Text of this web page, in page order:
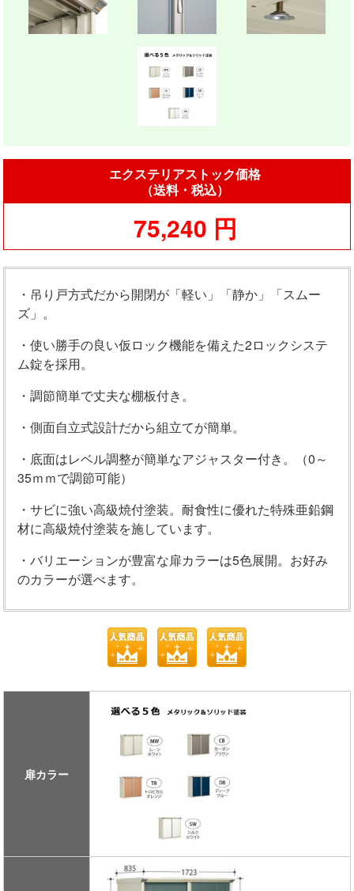
エクステリアストック価格
（送料・税込）
75,240 円
・吊り戸方式だから開閉が「軽い」「静か」「スムー
ズ」。
・使い勝手の良い仮ロック機能を備えた2ロックシステ
ム錠を採用。
・調節簡単で丈夫な棚板付き。
・側面自立式設計だから組立てが簡単。
・底面はレベル調整が簡単なアジャスター付き。（0～
35ｍｍで調節可能）
・サビに強い高級焼付塗装。耐食性に優れた特殊亜鉛鋼
材に高級焼付塗装を施しています。
・バリエーションが豊富な扉カラーは5色展開。お好み
のカラーが選べます。
扉カラー